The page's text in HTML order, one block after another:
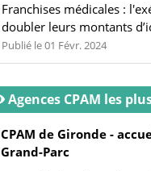
Franchises médicales :
doubler leurs montants
Publié le 01 Févr. 2024
Agences CPAM les
CPAM de Gironde -
Grand-Parc